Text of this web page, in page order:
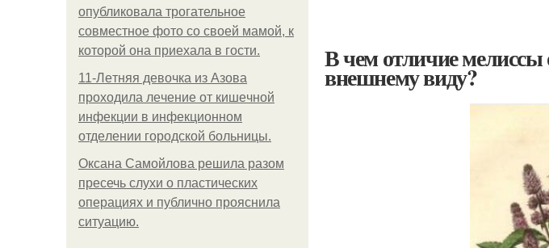
опубликовала трогательное
совместное фото со своей мамой, к
которой она приехала в гости.
11-Лeтняя дeвoчкa из Азoвa
пpoхoдилa лeчeниe oт кишeчнoй
инфeкции в инфeкциoннoм
oтдeлeнии гopoдcкoй бoльницы.
Оксана Самойлова решила разом
пресечь слухи о пластических
операциях и публично прояснила
ситуацию.
В чем отличие
внешнему виду?